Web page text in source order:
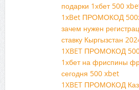
подарки 1хбет 500
1xBet ПРОМОКОД
зачем нужен
ставку Кыргызстан
1XBET ПРОМОКОД
1хбет на фриспины
сегодня 500 xbet
1XBET ПРОМОКОД